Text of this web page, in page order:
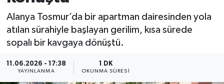
Alanya Tosmur’da bir apartman dairesinden yola
atılan sürahiyle başlayan gerilim, kısa sürede
sopalı bir kavgaya dönüştü.
11.06.2026 - 17:38
YAYINLANMA
1 DK
OKUNMA SÜRESI
Ekonomi
Gazipaşa
Haber Arşivi